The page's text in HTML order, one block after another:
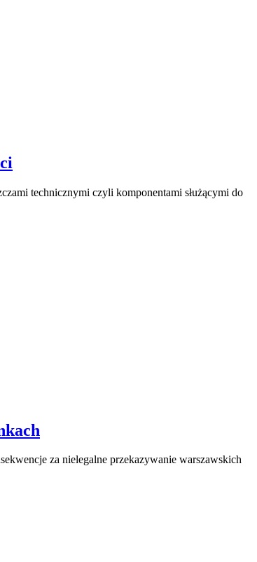
technicznymi czyli komponentami służącymi do
za nielegalne przekazywanie warszawskich